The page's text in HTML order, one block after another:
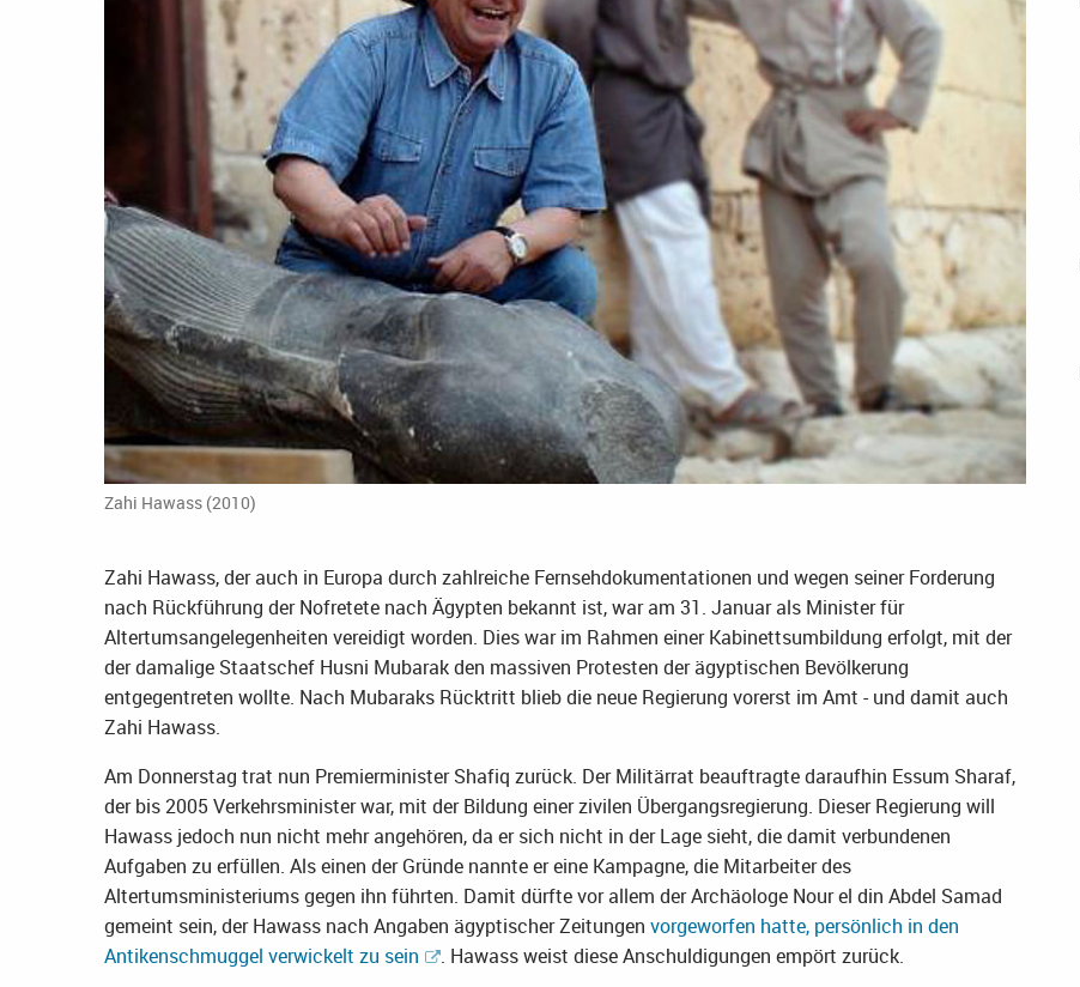
Zahi Hawass (2010)
Zahi Hawass, der auch in Europa durch zahlreiche Fernsehdokumentationen und wegen seiner Forderung
nach Rückführung der Nofretete nach Ägypten bekannt ist, war am 31. Januar als Minister für
Altertumsangelegenheiten vereidigt worden. Dies war im Rahmen einer Kabinettsumbildung erfolgt, mit der
der damalige Staatschef Husni Mubarak den massiven Protesten der ägyptischen Bevölkerung
entgegentreten wollte. Nach Mubaraks Rücktritt blieb die neue Regierung vorerst im Amt - und damit auch
Zahi Hawass.
Am Donnerstag trat nun Premierminister Shafiq zurück. Der Militärrat beauftragte daraufhin Essum Sharaf,
der bis 2005 Verkehrsminister war, mit der Bildung einer zivilen Übergangsregierung. Dieser Regierung will
Hawass jedoch nun nicht mehr angehören, da er sich nicht in der Lage sieht, die damit verbundenen
Aufgaben zu erfüllen. Als einen der Gründe nannte er eine Kampagne, die Mitarbeiter des
Altertumsministeriums gegen ihn führten. Damit dürfte vor allem der Archäologe Nour el din Abdel Samad
gemeint sein, der Hawass nach Angaben ägyptischer Zeitungen vorgeworfen hatte, persönlich in den
Antikenschmuggel verwickelt zu sein
. Hawass weist diese Anschuldigungen empört zurück.